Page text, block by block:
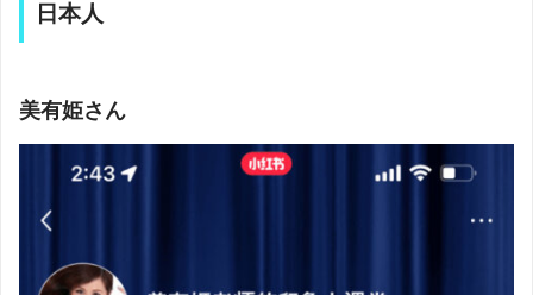
日本人
美有姫さん